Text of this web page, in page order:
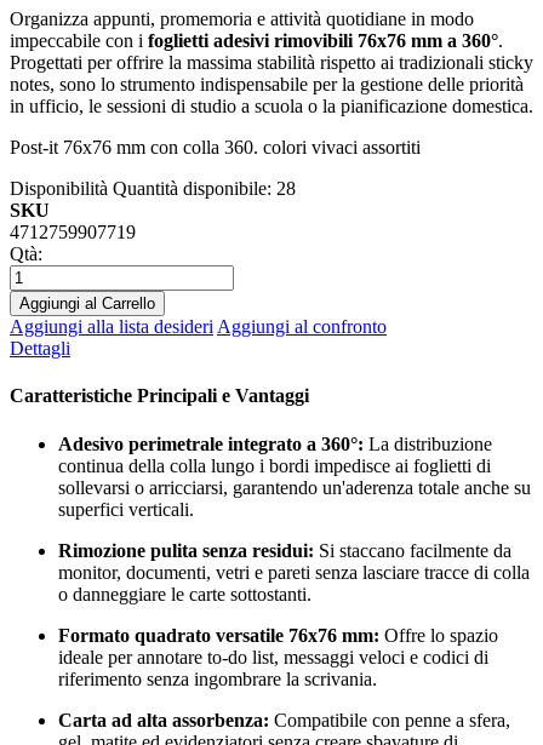
Organizza appunti, promemoria e attività quotidiane in modo
impeccabile con i foglietti adesivi rimovibili 76x76 mm a 360°.
Progettati per offrire la massima stabilità rispetto ai tradizionali sticky
notes, sono lo strumento indispensabile per la gestione delle priorità
in ufficio, le sessioni di studio a scuola o la pianificazione domestica.
Post-it 76x76 mm con colla 360. colori vivaci assortiti
Disponibilità Quantità disponibile: 28
SKU
4712759907719
Qtà:
Aggiungi al Carrello
Aggiungi alla lista desideri Aggiungi al confronto
Dettagli
Caratteristiche Principali e Vantaggi
Adesivo perimetrale integrato a 360°: La distribuzione
continua della colla lungo i bordi impedisce ai foglietti di
sollevarsi o arricciarsi, garantendo un'aderenza totale anche su
superfici verticali.
Rimozione pulita senza residui: Si staccano facilmente da
monitor, documenti, vetri e pareti senza lasciare tracce di colla
o danneggiare le carte sottostanti.
Formato quadrato versatile 76x76 mm: Offre lo spazio
ideale per annotare to-do list, messaggi veloci e codici di
riferimento senza ingombrare la scrivania.
Carta ad alta assorbenza: Compatibile con penne a sfera,